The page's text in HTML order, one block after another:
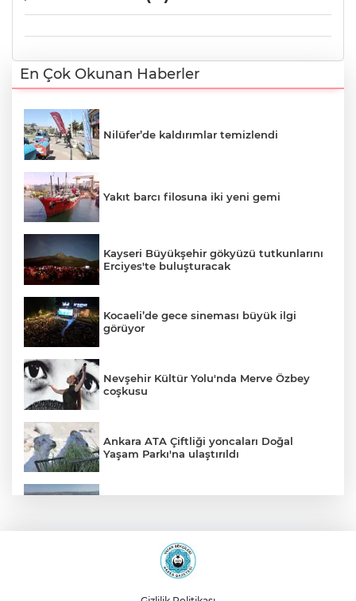
En Çok Okunan Haberler
Nilüfer’de kaldırımlar temizlendi
Yakıt barcı filosuna iki yeni gemi
Kayseri Büyükşehir gökyüzü tutkunlarını
Erciyes'te buluşturacak
Kocaeli’de gece sineması büyük ilgi
görüyor
Nevşehir Kültür Yolu'nda Merve Özbey
coşkusu
Ankara ATA Çiftliği yoncaları Doğal
Yaşam Parkı'na ulaştırıldı
Sakarya Akyazı’da altyapı hattı için saha
çalışmaları başladı